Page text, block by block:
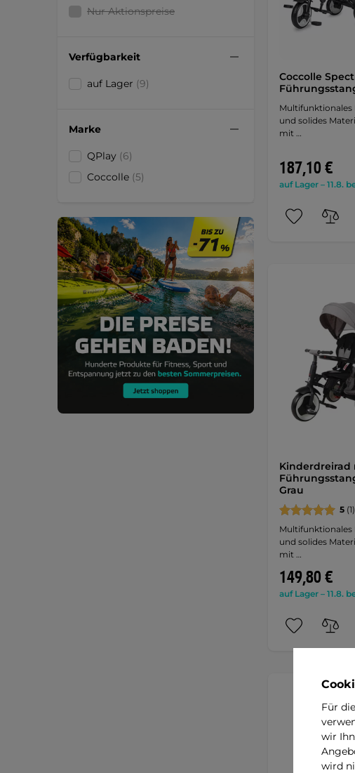
Nur Aktionspreise
Verfügbarkeit
auf Lager (9)
Marke
QPlay (6)
Coccolle (5)
Coccolle
Multifunktionales
und solides
mit …
187,10 €
auf Lager – 11.8.
Kinderdreirad
Grau
5 (1)
Multifunktionales
und solides
mit …
149,80 €
auf Lager – 11.8.
Für
wir
wird